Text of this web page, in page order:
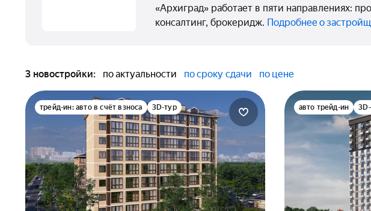
«Архиград» работает в пяти направлениях:
консалтинг, брокеридж. Подробнее о
3 новостройки: по актуальности по сроку сдачи по цене
трейд-ин: авто в счёт взноса 3D-тур авто трейд-ин